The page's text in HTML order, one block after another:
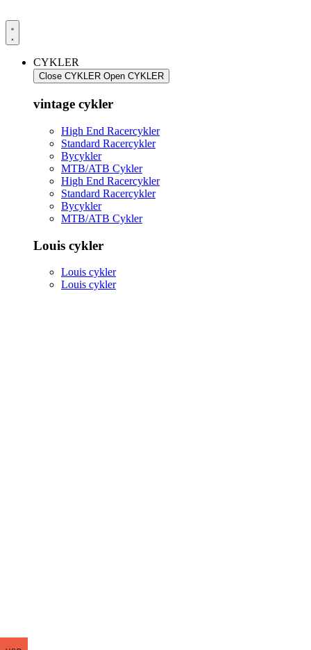
CYKLER
Close CYKLER Open CYKLER
vintage cykler
High End Racercykler
Standard Racercykler
Bycykler
MTB/ATB Cykler
High End Racercykler
Standard Racercykler
Bycykler
MTB/ATB Cykler
Louis cykler
Louis cykler
Louis cykler